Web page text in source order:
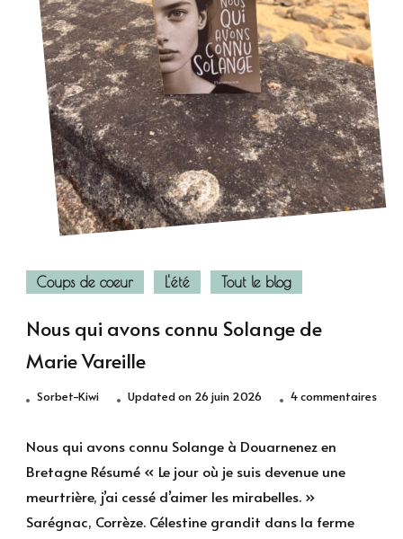
Coups de coeur L'été Tout le blog
Nous qui avons connu Solange de
Marie Vareille
Sorbet-Kiwi Updated on 26 juin 2026 4 commentairessur
Nous qui avons connu Solange à Douarnenez en
Bretagne Résumé « Le jour où je suis devenue une
meurtrière, j’ai cessé d’aimer les mirabelles. »
Sarégnac, Corrèze. Célestine grandit dans la ferme